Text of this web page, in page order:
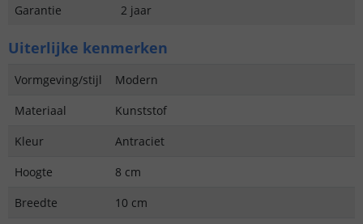
Garantie
2 jaar
Uiterlijke kenmerken
Vormgeving/stijl
Modern
Materiaal
Kunststof
Kleur
Antraciet
Hoogte
8 cm
Breedte
10 cm